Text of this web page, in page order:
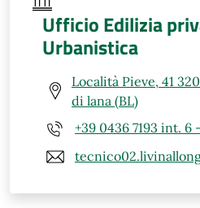
Ufficio Edilizia
Urbanistica
Località Pieve, 41
di lana (BL)
+39 0436 7193 int. 6